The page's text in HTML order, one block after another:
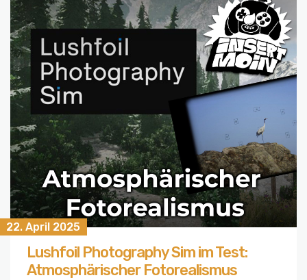
22. April 2025
Lushfoil Photography Sim im Test:
Atmosphärischer Fotorealismus